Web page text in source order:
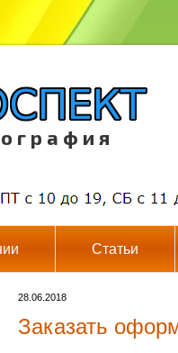
г р а ф и я
Статьи
28.06.2018
Заказать